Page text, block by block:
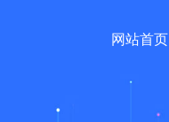
网站首页